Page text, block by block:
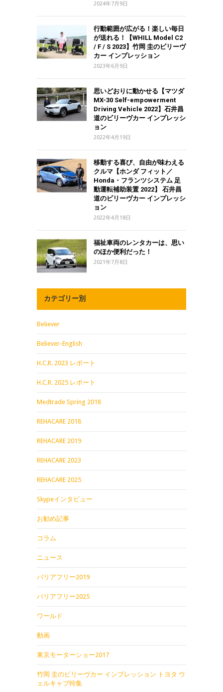
2024年7月9日
行動範囲が広がる！楽しい毎日
が送れる！【WHILL Model C2
/ F / S 2023】竹岡 圭のビリーヴ
カー インプレッション
2023年6月9日
思いどおりに動かせる【マツダ
MX-30 Self-empowerment
Driving Vehicle 2022】石井昌
道のビリーヴカー インプレッシ
ョン
2022年4月19日
移動する喜び、自由が味わえる
クルマ【ホンダ フィット／
Honda・フランツシステム 足
動運転補助装置 2022】 石井昌
道のビリーヴカー インプレッシ
ョン
2022年4月18日
福祉車両のレンタカーは、思い
のほか便利だった！
2021年7月8日
カテゴリー別
Believer
Believer-English
H.C.R. 2023 レポート
H.C.R. 2025 レポート
Medtrade Spring 2018
REHACARE 2018
REHACARE 2019
REHACARE 2023
REHACARE 2025
Skypeインタビュー
お勧め記事
コラム
ニュース
バリアフリー2019
バリアフリー2025
ワールド
動画
東京モーターショー2017
竹岡 圭のビリーヴカー インプレッション トヨタ ウ
ェルキャブ特集